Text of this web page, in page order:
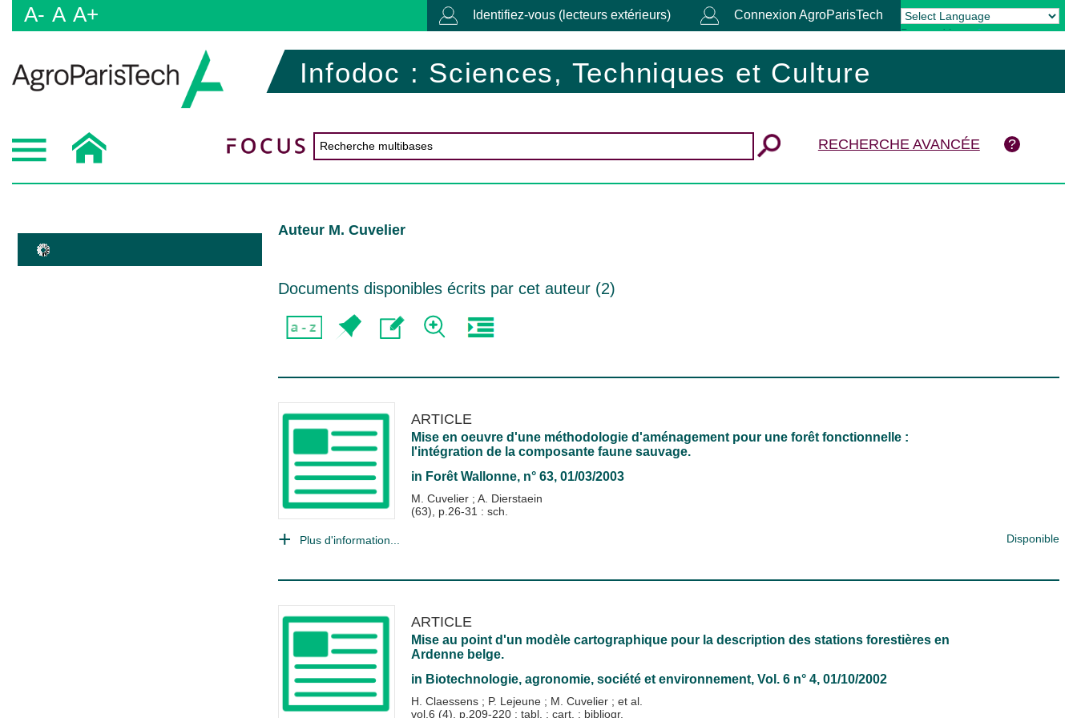
A- A A+ Identifiez-vous (lecteurs extérieurs) Connexion AgroParisTech
Powered by Translate
Infodoc : Sciences, Techniques et Culture
RECHERCHE AVANCÉE
Auteur M. Cuvelier
Documents disponibles écrits par cet auteur (2)
ARTICLE
Mise en oeuvre d'une méthodologie d'aménagement pour une forêt fonctionnelle :
l'intégration de la composante faune sauvage.
in Forêt Wallonne, n° 63, 01/03/2003
M. Cuvelier ; A. Dierstaein
(63), p.26-31 : sch.
Plus d'information... Disponible
ARTICLE
Mise au point d'un modèle cartographique pour la description des stations forestières en
Ardenne belge.
in Biotechnologie, agronomie, société et environnement, Vol. 6 n° 4, 01/10/2002
H. Claessens ; P. Lejeune ; M. Cuvelier ; et al.
vol.6 (4), p.209-220 ; tabl. ; cart. ; bibliogr.